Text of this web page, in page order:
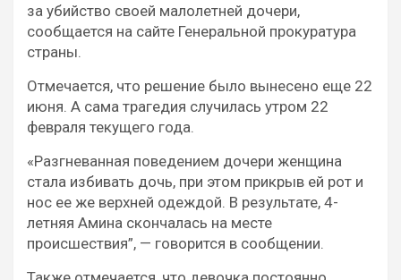
за убийство своей малолетней дочери,
сообщается на сайте Генеральной прокуратура
страны.
Отмечается, что решение было вынесено еще 22
июня. А сама трагедия случилась утром 22
февраля текущего года.
«Разгневанная поведением дочери женщина
стала избивать дочь, при этом прикрыв ей рот и
нос ее же верхней одеждой. В результате, 4-
летняя Амина скончалась на месте
происшествия”, — говорится в сообщении.